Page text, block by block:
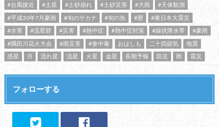
#台風接近
#土星 #土砂崩れ #土砂災害 #大雨
#天体観測
#平成30年7月豪雨
#旬のサカナ #旬の魚 #暦
#東日本大震災
#水害
#流星群 #災害 #熱中症 #熱中症対策 #線状降水帯
#豪雨
#隅田川花火大会
#雨災害 #食中毒 おはしも 二十四節気
地震
惑星
月 流れ星 流星 火星 金星 長期予報 防災 雨 震災
フォローする